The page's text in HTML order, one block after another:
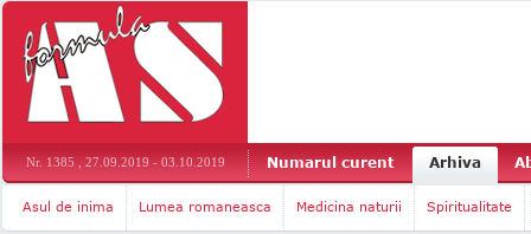
Nr. 1385 , 27.09.2019 - 03.10.2019 Numarul curent Arhiva
Asul de inima Lumea romaneasca Medicina naturii Spiritualitate